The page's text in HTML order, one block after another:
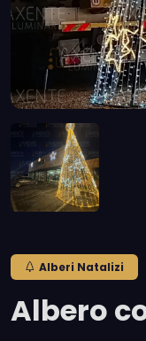
Alberi Natalizi
Albero